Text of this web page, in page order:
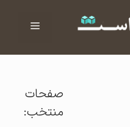
فهرست
صفحات
منتخب: